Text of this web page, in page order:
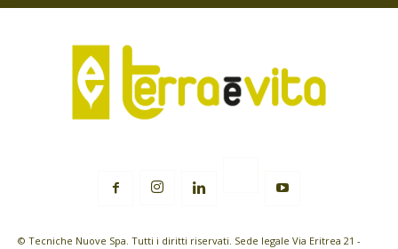
© Tecniche Nuove Spa. Tutti i diritti riservati. Sede legale Via Eritrea 21 -